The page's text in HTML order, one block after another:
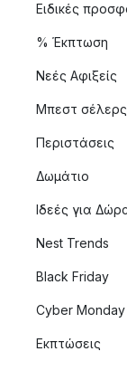
Ειδικές
% Έκπτωση
Νεές Αφιξείς
Μπεστ σέλερς
Περιστάσεις
Δωμάτιο
Ιδεές για
Nest Trends
Black Friday
Cyber Monday
Εκπτώσεις